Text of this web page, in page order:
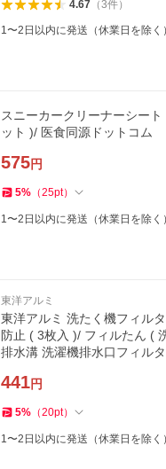
4.67（3件）
1〜2日以内に発送（休業日を除く）
スニーカークリーナーシー
ット )/ 医食同源ドットコム
575円
5% （25pt）
1〜2日以内に発送（休業日を除く）
東洋アルミ
東洋アルミ 洗たく機フィル
防止 ( 3枚入 )/ フィルたん (
排水溝 洗濯機排水口フィル
441円
5% （20pt）
1〜2日以内に発送（休業日を除く）